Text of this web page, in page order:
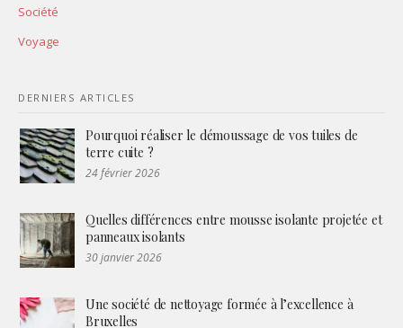
Société
Voyage
DERNIERS ARTICLES
Pourquoi réaliser le démoussage de vos tuiles de
terre cuite ?
24 février 2026
Quelles différences entre mousse isolante projetée et
panneaux isolants
30 janvier 2026
Une société de nettoyage formée à l’excellence à
Bruxelles